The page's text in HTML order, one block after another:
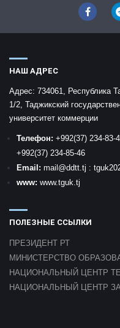
НАШ АДРЕС
Адрес: 734061, Республика
1/2, Таджикский
университет коммерции
Телефон: +992(37) 234-83-
+992(37) 234-85-46
Email: mail@ddtt.tj :
www: www.tguk.tj
ПОЛЕЗНЫЕ ССЫЛКИ
ПРЕЗИДЕНТ РТ
МИНИСТЕРСТВО
НАЦИОНАЛЬНЫЙ ЦЕНТР
НАЦИОНАЛЬНЫЙ ЦЕНТР